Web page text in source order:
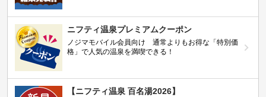
ニフティ温泉プレミアムクーポン
ノジマモバイル会員向け 通常よりもお得な「特別価
格」で人気の温泉を満喫できる！
【ニフティ温泉 百名湯2026】